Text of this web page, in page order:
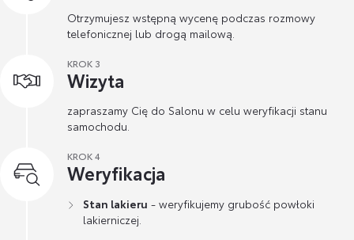
Otrzymujesz wstępną wycenę podczas rozmowy
telefonicznej lub drogą mailową.
KROK 3
Wizyta
zapraszamy Cię do Salonu w celu weryfikacji stanu
samochodu.
KROK 4
Weryfikacja
Stan lakieru - weryfikujemy grubość powłoki
lakierniczej.